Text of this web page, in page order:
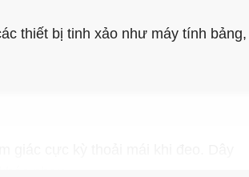
thiết bị tinh xảo như máy tính bảng,
giác cực kỳ thoải mái khi đeo. Dây